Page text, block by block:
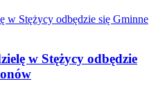
w Stężycy odbędzie